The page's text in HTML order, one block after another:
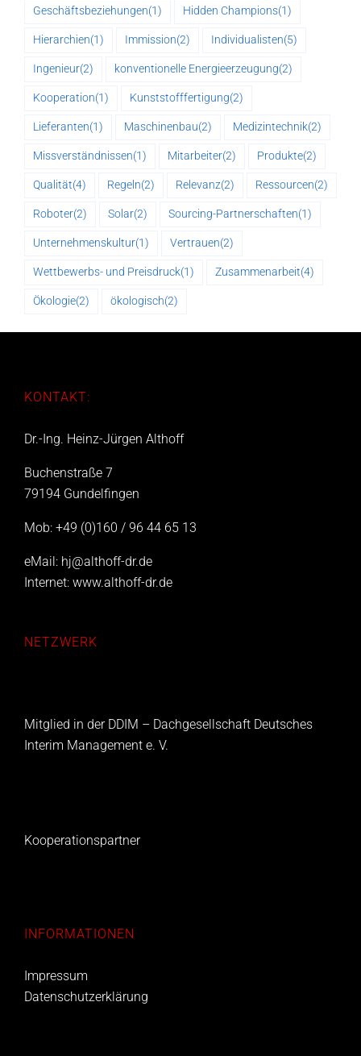
Geschäftsbeziehungen(1) Hidden Champions(1)
Hierarchien(1) Immission(2) Individualisten(5)
Ingenieur(2) konventionelle Energieerzeugung(2)
Kooperation(1) Kunststofffertigung(2)
Lieferanten(1) Maschinenbau(2) Medizintechnik(2)
Missverständnissen(1) Mitarbeiter(2) Produkte(2)
Qualität(4) Regeln(2) Relevanz(2) Ressourcen(2)
Roboter(2) Solar(2) Sourcing-Partnerschaften(1)
Unternehmenskultur(1) Vertrauen(2)
Wettbewerbs- und Preisdruck(1) Zusammenarbeit(4)
Ökologie(2) ökologisch(2)
KONTAKT:
Dr.-Ing. Heinz-Jürgen Althoff
Buchenstraße 7
79194 Gundelfingen
Mob: +49 (0)160 / 96 44 65 13
eMail: hj@althoff-dr.de
Internet: www.althoff-dr.de
NETZWERK
Mitglied in der DDIM – Dachgesellschaft Deutsches
Interim Management e. V.
Kooperationspartner
INFORMATIONEN
Impressum
Datenschutzerklärung